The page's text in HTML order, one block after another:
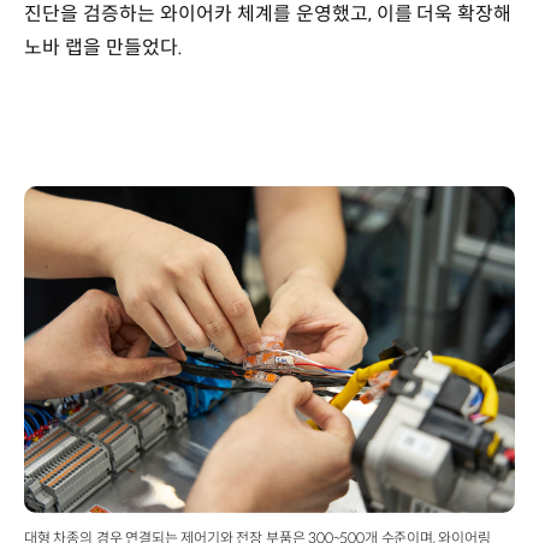
진단을 검증하는 와이어카 체계를 운영했고, 이를 더욱 확장해
노바 랩을 만들었다.
대형 차종의 경우 연결되는 제어기와 전장 부품은 300~500개 수준이며, 와이어링